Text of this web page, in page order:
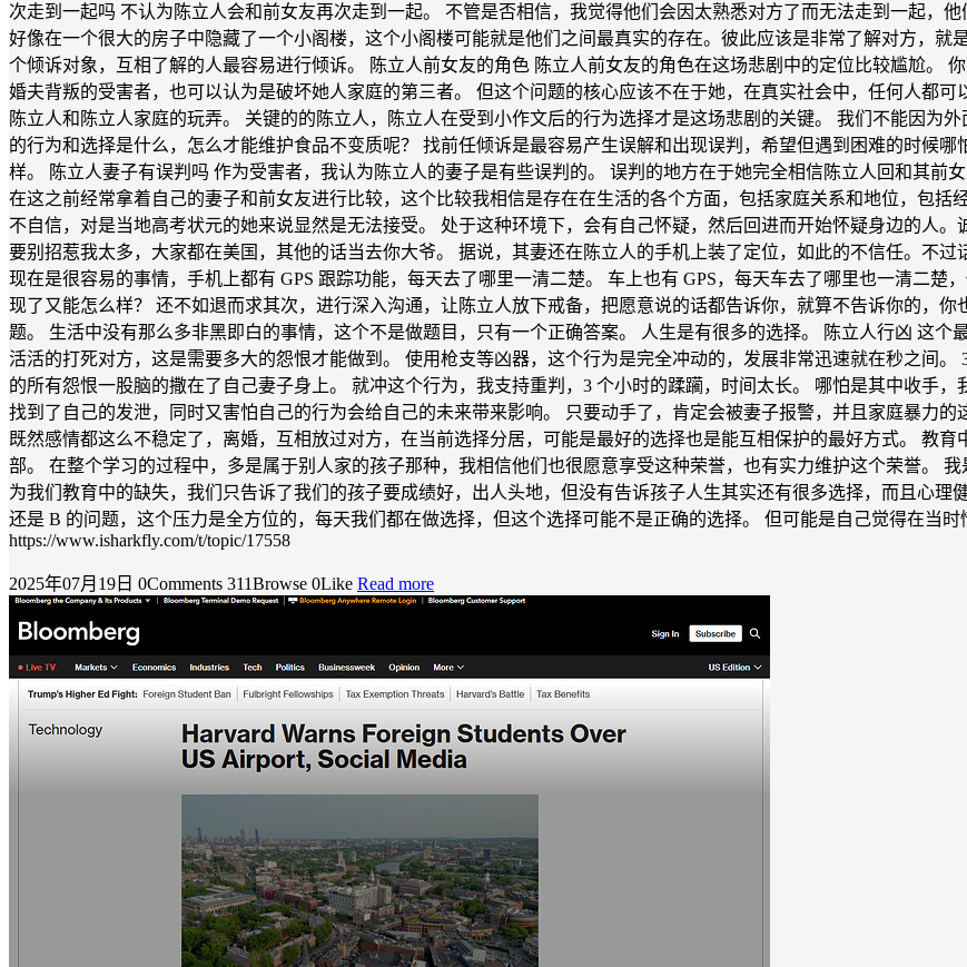
次走到一起吗 不认为陈立人会和前女友再次走到一起。 不管是否相信，我觉得他们会因太熟悉对方了而无法走到一起，
好像在一个很大的房子中隐藏了一个小阁楼，这个小阁楼可能就是他们之间最真实的存在。彼此应该是非常了解对方，
个倾诉对象，互相了解的人最容易进行倾诉。 陈立人前女友的角色 陈立人前女友的角色在这场悲剧中的定位比较尴尬。
婚夫背叛的受害者，也可以认为是破坏她人家庭的第三者。 但这个问题的核心应该不在于她，在真实社会中，任何人都
陈立人和陈立人家庭的玩弄。 关键的的陈立人，陈立人在受到小作文后的行为选择才是这场悲剧的关键。 我们不能因为
的行为和选择是什么，怎么才能维护食品不变质呢？ 找前任倾诉是最容易产生误解和出现误判，希望但遇到困难的时候
样。 陈立人妻子有误判吗 作为受害者，我认为陈立人的妻子是有些误判的。 误判的地方在于她完全相信陈立人回和其前
在这之前经常拿着自己的妻子和前女友进行比较，这个比较我相信是存在在生活的各个方面，包括家庭关系和地位，包
不自信，对是当地高考状元的她来说显然是无法接受。 处于这种环境下，会有自己怀疑，然后回进而开始怀疑身边的人
要别招惹我太多，大家都在美国，其他的话当去你大爷。 据说，其妻还在陈立人的手机上装了定位，如此的不信任。不
现在是很容易的事情，手机上都有 GPS 跟踪功能，每天去了哪里一清二楚。 车上也有 GPS，每天车去了哪里也一清二楚
现了又能怎么样？ 还不如退而求其次，进行深入沟通，让陈立人放下戒备，把愿意说的话都告诉你，就算不告诉你的，
题。 生活中没有那么多非黑即白的事情，这个不是做题目，只有一个正确答案。 人生是有很多的选择。 陈立人行凶 这
活活的打死对方，这是需要多大的怨恨才能做到。 使用枪支等凶器，这个行为是完全冲动的，发展非常迅速就在秒之间
的所有怨恨一股脑的撒在了自己妻子身上。 就冲这个行为，我支持重判，3 个小时的蹂躏，时间太长。 哪怕是其中收手
找到了自己的发泄，同时又害怕自己的行为会给自己的未来带来影响。 只要动手了，肯定会被妻子报警，并且家庭暴力的
既然感情都这么不稳定了，离婚，互相放过对方，在当前选择分居，可能是最好的选择也是能互相保护的最好方式。 教
部。 在整个学习的过程中，多是属于别人家的孩子那种，我相信他们也很愿意享受这种荣誉，也有实力维护这个荣誉。
为我们教育中的缺失，我们只告诉了我们的孩子要成绩好，出人头地，但没有告诉孩子人生其实还有很多选择，而且心
还是 B 的问题，这个压力是全方位的，每天我们都在做选择，但这个选择可能不是正确的选择。 但可能是自己觉得在当
https://www.isharkfly.com/t/topic/17558
2025年07月19日 0Comments 311Browse 0Like Read more